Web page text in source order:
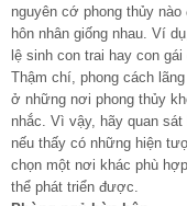
nguyên cớ phong thủy
hôn nhân giống nhau. Ví
lệ sinh con trai hay con gái
Thậm chí, phong cách
ở những nơi phong thủy
nhắc. Vì vậy, hãy quan
nếu thấy có những hiện
chọn một nơi khác phù
thể phát triển được.